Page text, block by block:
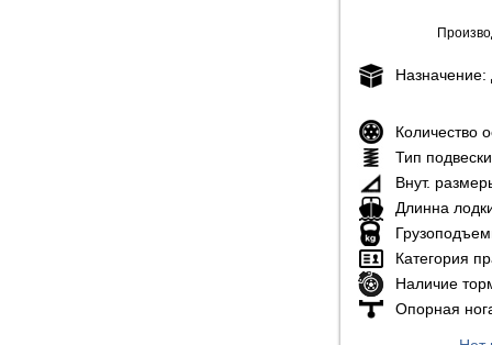
Назначение:
Количество
Тип
Внут.
Длинна
Категория
Наличие
Опорная